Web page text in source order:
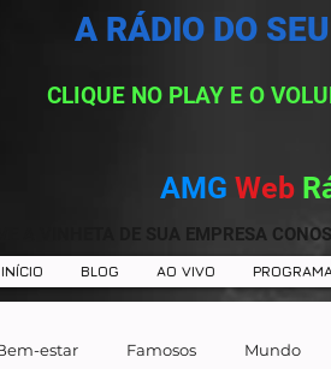
CLIQUE NO PLAY E O
AMG Web
A VINHETA DE SUA EMPRESA
A RÁDIO DO
INÍCIO BLOG AO VIVO
estar Famosos Mundo